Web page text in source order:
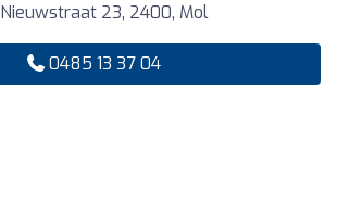
Nieuwstraat 23, 2400, Mol
0485 13 37 04